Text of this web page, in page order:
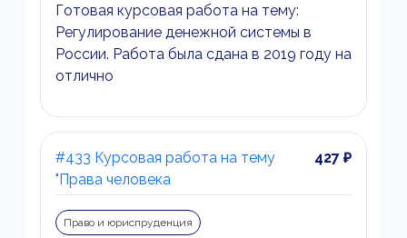
Готовая курсовая работа на тему:
Регулирование денежной системы в
России. Работа была сдана в 2019 году на
отлично
#433 Курсовая работа на тему
"Права человека
427 ₽
Право и юриспруденция